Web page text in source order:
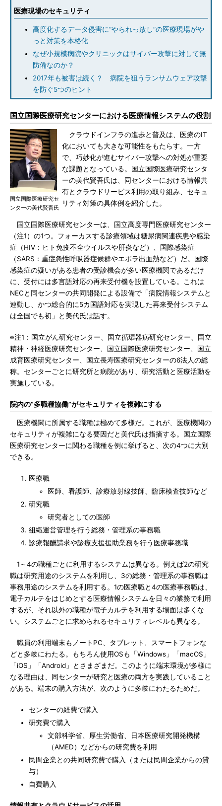
医療現場のセキュリティ
高度化するデータ侵害に“やられっ放し”の医療現場がや
っと対策を本格化
なぜ小規模病院やクリニックはサイバー攻撃に対して無
防備なのか？
2017年も被害は続く？ 病院を狙うランサムウェア攻撃
を防ぐ5つのヒント
国立国際医療研究センターにおける医療情報システムの役割
国立国際医療研究セ
ンターの美代賢吾氏
クラウドインフラの進歩と普及は、医療のIT
化においても大きな可能性をもたらす。一方
で、巧妙化が進むサイバー攻撃への対処が重要
な課題となっている。国立国際医療研究センタ
ーの美代賢吾氏は、同センターにおける情報共
有とクラウドサービス利用の取り組み、セキュ
リティ対策の具体例を紹介した。
国立国際医療研究センターは、国立高度専門医療研究センター
（注1）の1つ。フォーカスする診療領域は糖尿病関連疾患や感染
症（HIV：ヒト免疫不全ウイルスや肝炎など）、国際感染症
（SARS：重症急性呼吸器症候群やエボラ出血熱など）だ。国際
感染症の疑いがある患者の受診機会が多い医療機関であるだけ
に、受付には多言語対応の再来受付機を設置している。これは
NECと同センターの共同開発による設備で「病院情報システムと
連動し、かつ総合的に5カ国語対応を実現した再来受付システム
は全国でも初」と美代氏は話す。
※注1：国立がん研究センター、国立循環器病研究センター、国立
精神・神経医療研究センター、国立国際医療研究センター、国立
成育医療研究センター、国立長寿医療研究センターの6法人の総
称。センターごとに研究所と病院があり、研究活動と医療活動を
実施している。
院内の“多職種協働”がセキュリティを複雑にする
医療機関に所属する職種は極めて多様だ。これが、医療機関の
セキュリティが複雑になる要因だと美代氏は指摘する。国立国際
医療研究センターに関わる職種を例に挙げると、次の4つに大別
できる。
医療職
医師、看護師、診療放射線技師、臨床検査技師など
研究職
研究者としての医師
組織運営管理を行う総務・管理系の事務職
診療報酬請求や診療支援援助業務を行う医療事務職
1～4の職種ごとに利用するシステムは異なる。例えば2の研究
職は研究用途のシステムを利用し、3の総務・管理系の事務職は
事務用途のシステムを利用する。1の医療職と4の医療事務職は、
電子カルテをはじめとする医療情報システムを日々の業務で利用
するが、それ以外の職種が電子カルテを利用する場面は多くな
い。システムごとに求められるセキュリティレベルも異なる。
職員の利用端末もノートPC、タブレット、スマートフォンな
どと多岐にわたる。もちろん使用OSも「Windows」「macOS」
「iOS」「Android」とさまざまだ。このように端末環境が多様に
なる理由は、同センターが研究と医療の両方を実践していること
がある。端末の購入方法が、次のように多岐にわたるためだ。
センターの経費で購入
研究費で購入
文部科学省、厚生労働省、日本医療研究開発機構
（AMED）などからの研究費を利用
民間企業との共同研究費で購入（または民間企業からの貸
与）
自費購入